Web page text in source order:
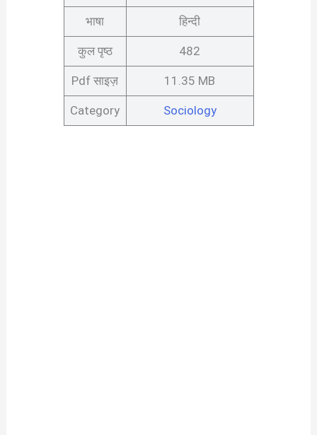
भाषा हिन्दी
कुल पृष्ठ 482
Pdf साइज़ 11.35 MB
Category Sociology